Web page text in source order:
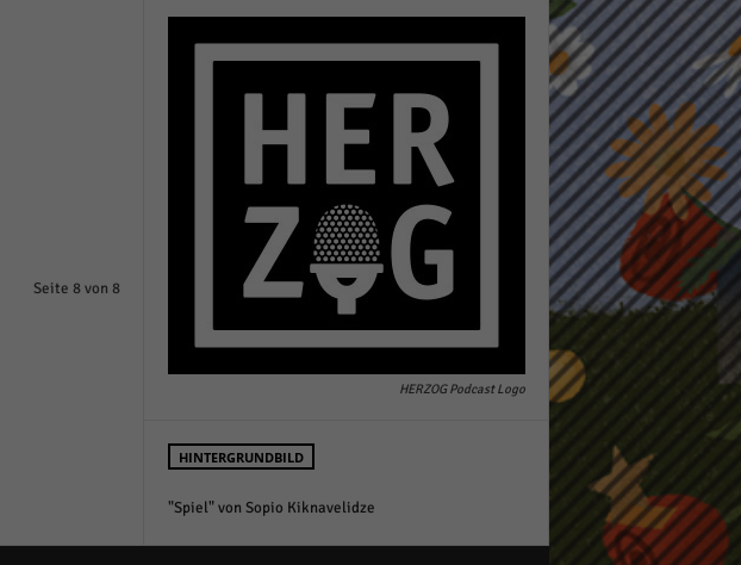
Seite 8 von 8
HERZOG Podcast Logo
HINTERGRUNDBILD
"Spiel" von Sopio Kiknavelidze